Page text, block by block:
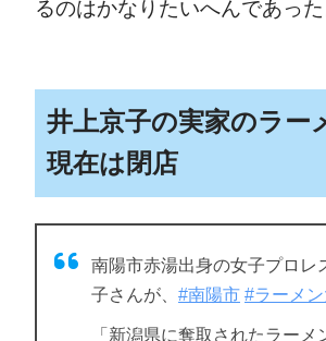
るのはかなりたいへんであった
井上京子の実家のラー
現在は閉店
南陽市赤湯出身の女子プロレ
子さんが、 #南陽市 #ラーメ
「新潟県に奪取されたラーメ